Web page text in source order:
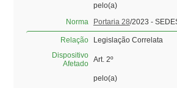
pelo(a)
Norma
Portaria 28/2023 -
Relação
Legislação Correlata
Dispositivo
Afetado Art. 2º
pelo(a)